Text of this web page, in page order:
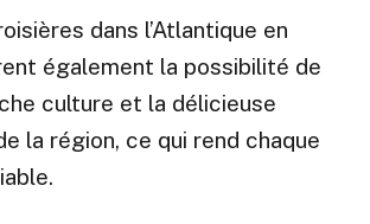
dans l’Atlantique en
également la possibilité de
culture et la délicieuse
la région, ce qui rend chaque